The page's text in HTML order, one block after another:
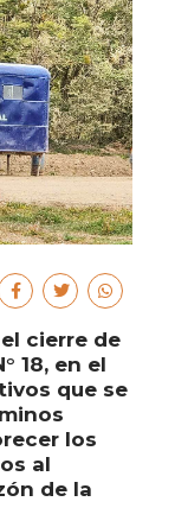
cierre de
18, en el
que se
los
al
de la